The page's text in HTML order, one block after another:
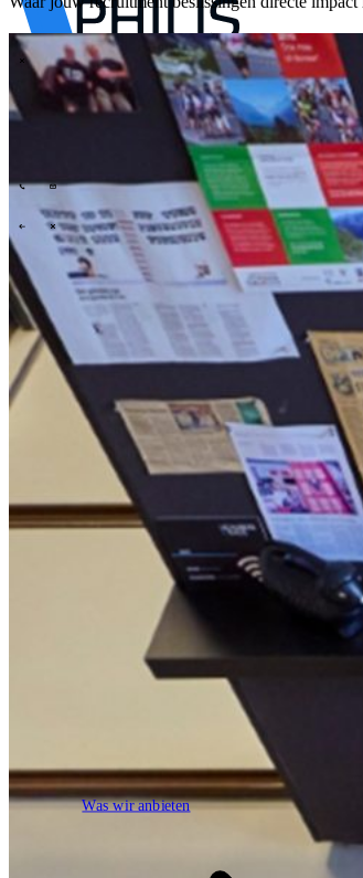
Was wir anbieten
Was wir anbieten
Unsere Arbeitsweise
\
Was wir anbieten